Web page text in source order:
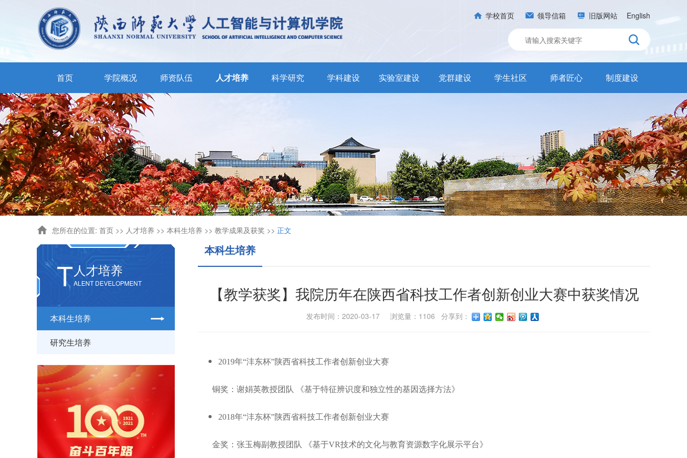
学校首页 领导信箱 旧版网站 English
首页 学院概况 师资队伍 人才培养 科学研究 学科建设 实验室建设 党群建设 学生社区 师者匠心 制度建设
您所在的位置: 首页 >> 人才培养 >> 本科生培养 >> 教学成果及获奖 >> 正文
人才培养
ALENT DEVELOPMENT
T
本科生培养
研究生培养
本科生培养
【教学获奖】我院历年在陕西省科技工作者创新创业大赛中获奖情况
发布时间：2020-03-17 浏览量： 1106 分享到：
2019年“沣东杯”陕西省科技工作者创新创业大赛
铜奖：谢娟英教授团队 《基于特征辨识度和独立性的基因选择方法》
2018年“沣东杯”陕西省科技工作者创新创业大赛
金奖： 张玉梅副教授团队 《基于VR技术的文化与教育资源数字化展示平台》